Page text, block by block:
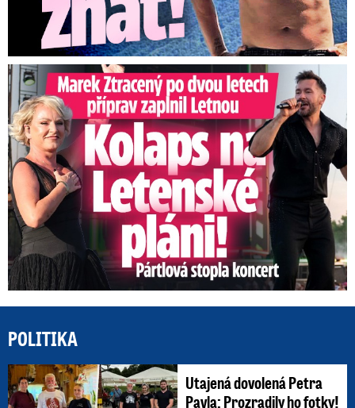
Marek Ztracený na Letné: Pártlová stopla koncert
POLITIKA
Utajená dovolená Petra
Pavla: Prozradily ho fotky!